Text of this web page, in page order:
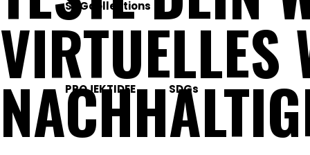
SDGcollections
PROJEKTIDEE SDGs
VIRTUELLES